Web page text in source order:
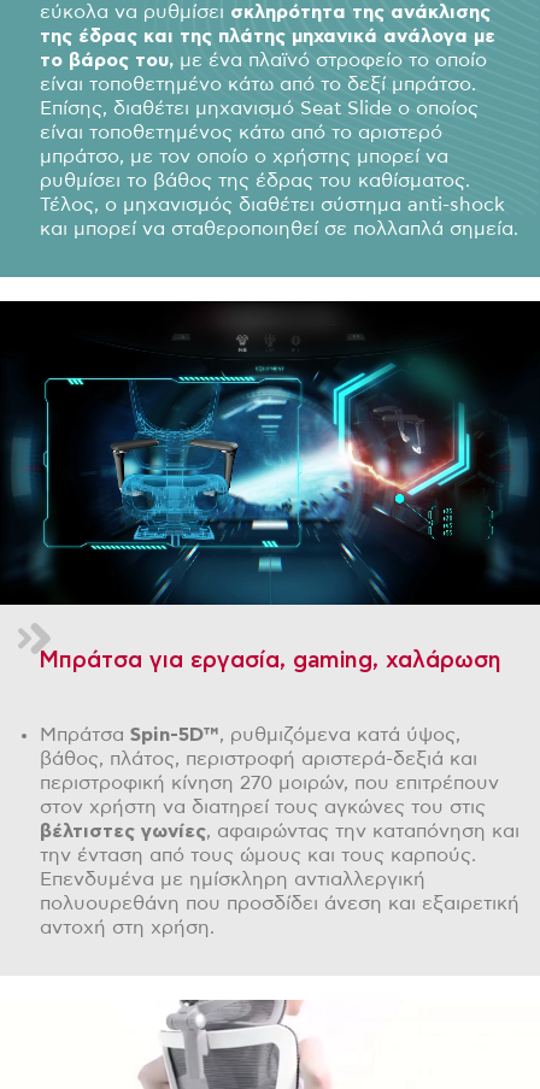
εύκολα να ρυθμίσει σκληρότητα της ανάκλισης
της έδρας και της πλάτης μηχανικά ανάλογα με
το βάρος του, με ένα πλαϊνό στροφείο το οποίο
είναι τοποθετημένο κάτω από το δεξί μπράτσο.
Επίσης, διαθέτει μηχανισμό Seat Slide ο οποίος
είναι τοποθετημένος κάτω από το αριστερό
μπράτσο, με τον οποίο ο χρήστης μπορεί να
ρυθμίσει το βάθος της έδρας του καθίσματος.
Τέλος, ο μηχανισμός διαθέτει σύστημα anti-shock
και μπορεί να σταθεροποιηθεί σε πολλαπλά σημεία.
Μπράτσα για εργασία, gaming, χαλάρωση
ΜπράτσαSpin-5D™, ρυθμιζόμενα κατά ύψος,
βάθος, πλάτος, περιστροφή αριστερά-δεξιά και
περιστροφική κίνηση 270 μοιρών, που επιτρέπουν
στον χρήστη να διατηρεί τους αγκώνες του στις
βέλτιστες γωνίες, αφαιρώντας την καταπόνηση και
την ένταση από τους ώμους και τους καρπούς.
Επενδυμένα με ημίσκληρη αντιαλλεργική
πολυουρεθάνη που προσδίδει άνεση και εξαιρετική
αντοχή στη χρήση.